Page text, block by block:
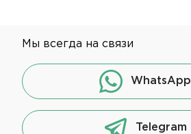
Мы всегда на связи
WhatsApp
Telegram